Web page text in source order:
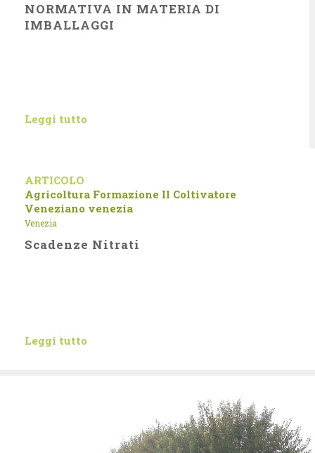
NORMATIVA IN MATERIA DI
IMBALLAGGI
Leggi tutto
ARTICOLO
Agricoltura Formazione Il Coltivatore
Veneziano venezia
Venezia
Scadenze Nitrati
Leggi tutto